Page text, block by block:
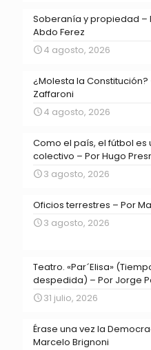
Soberanía y propiedad –
Abdo Ferez
4 agosto, 2026
¿Molesta la Constitución?
Zaffaroni
4 agosto, 2026
Como el país, el fútbol es
colectivo – Por Hugo
3 agosto, 2026
Oficios terrestres – Por
3 agosto, 2026
Teatro. «Par´Elisa»
despedida) – Por Jorge
31 julio, 2026
Érase una vez la
Marcelo Brignoni